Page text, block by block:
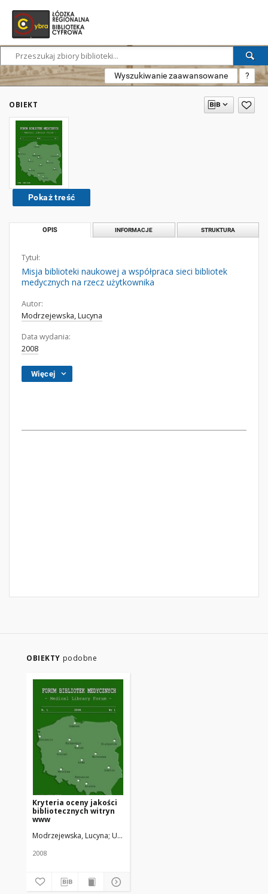
Wyszukiwanie zaawansowane ?
OBIEKT
Pokaż treść
OPIS INFORMACJE STRUKTURA
Tytuł:
Misja biblioteki naukowej a współpraca sieci bibliotek
medycznych na rzecz użytkownika
Autor:
Modrzejewska, Lucyna
Data wydania:
2008
Więcej
OBIEKTY podobne
Kryteria oceny jakości
bibliotecznych witryn
www
Modrzejewska, Lucyna Uniwersytet Medyczny w Łodzi
2008